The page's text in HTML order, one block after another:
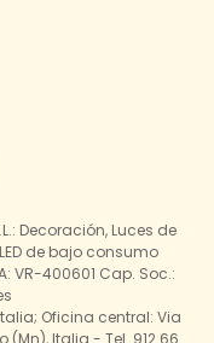
Decoración, Luces de
de bajo consumo
VR-400601 Cap. Soc.:
Oficina central: Via